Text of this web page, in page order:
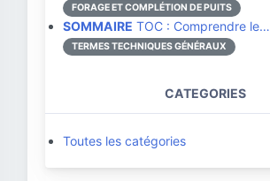
FORAGE ET COMPLÉTION DE PUITS
SOMMAIRE TOC : Comprendre le…
TERMES TECHNIQUES GÉNÉRAUX
CATEGORIES
Toutes les catégories